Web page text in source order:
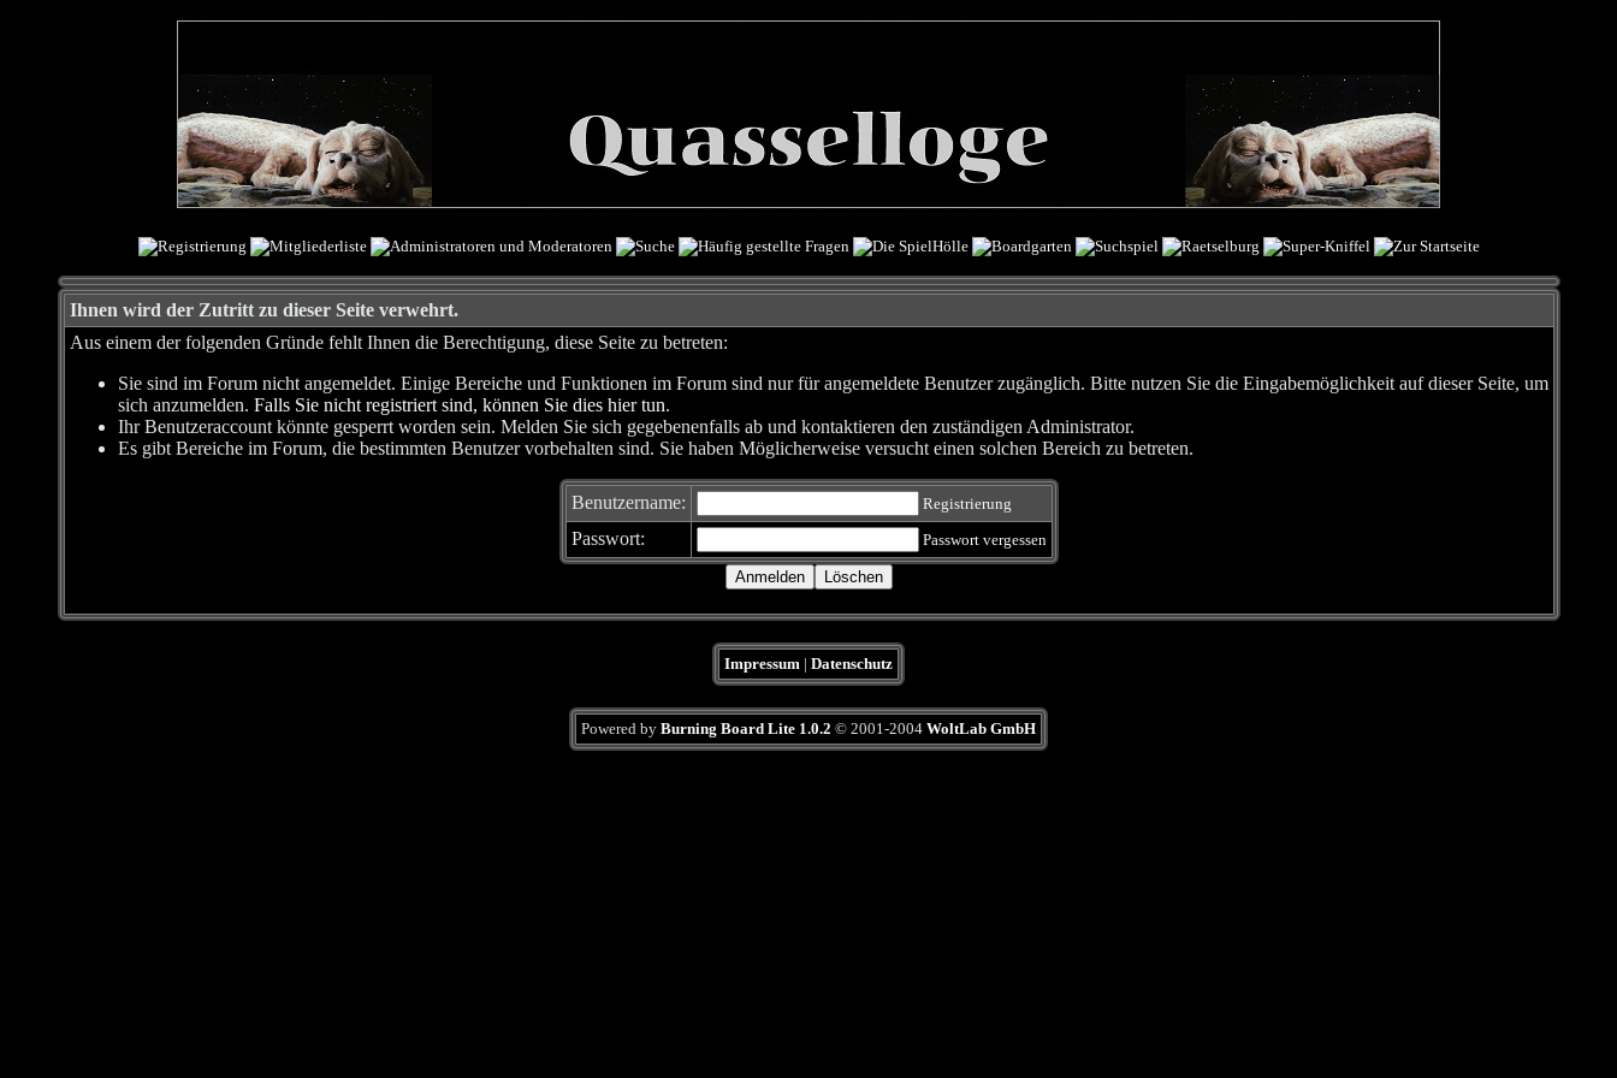
Ihnen wird der Zutritt zu dieser Seite verwehrt.
Aus einem der folgenden Gründe fehlt Ihnen die Berechtigung, diese Seite zu betreten:
Sie sind im Forum nicht angemeldet. Einige Bereiche und Funktionen im Forum sind nur für angemeldete Benutzer zugänglich. Bitte nutzen Sie die Eingabemöglichkeit auf dieser Seite, um
sich anzumelden. Falls Sie nicht registriert sind, können Sie dies hier tun.
Ihr Benutzeraccount könnte gesperrt worden sein. Melden Sie sich gegebenenfalls ab und kontaktieren den zuständigen Administrator.
Es gibt Bereiche im Forum, die bestimmten Benutzer vorbehalten sind. Sie haben Möglicherweise versucht einen solchen Bereich zu betreten.
Benutzername: Registrierung
Passwort: Passwort vergessen
Impressum | Datenschutz
Powered by Burning Board Lite 1.0.2 © 2001-2004 WoltLab GmbH